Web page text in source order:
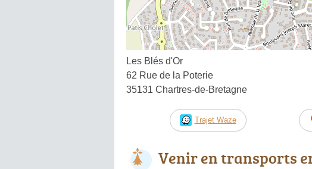
Les Blés d'Or
62 Rue de la Poterie
35131 Chartres-de-Bretagne
Trajet Waze
Venir en transports